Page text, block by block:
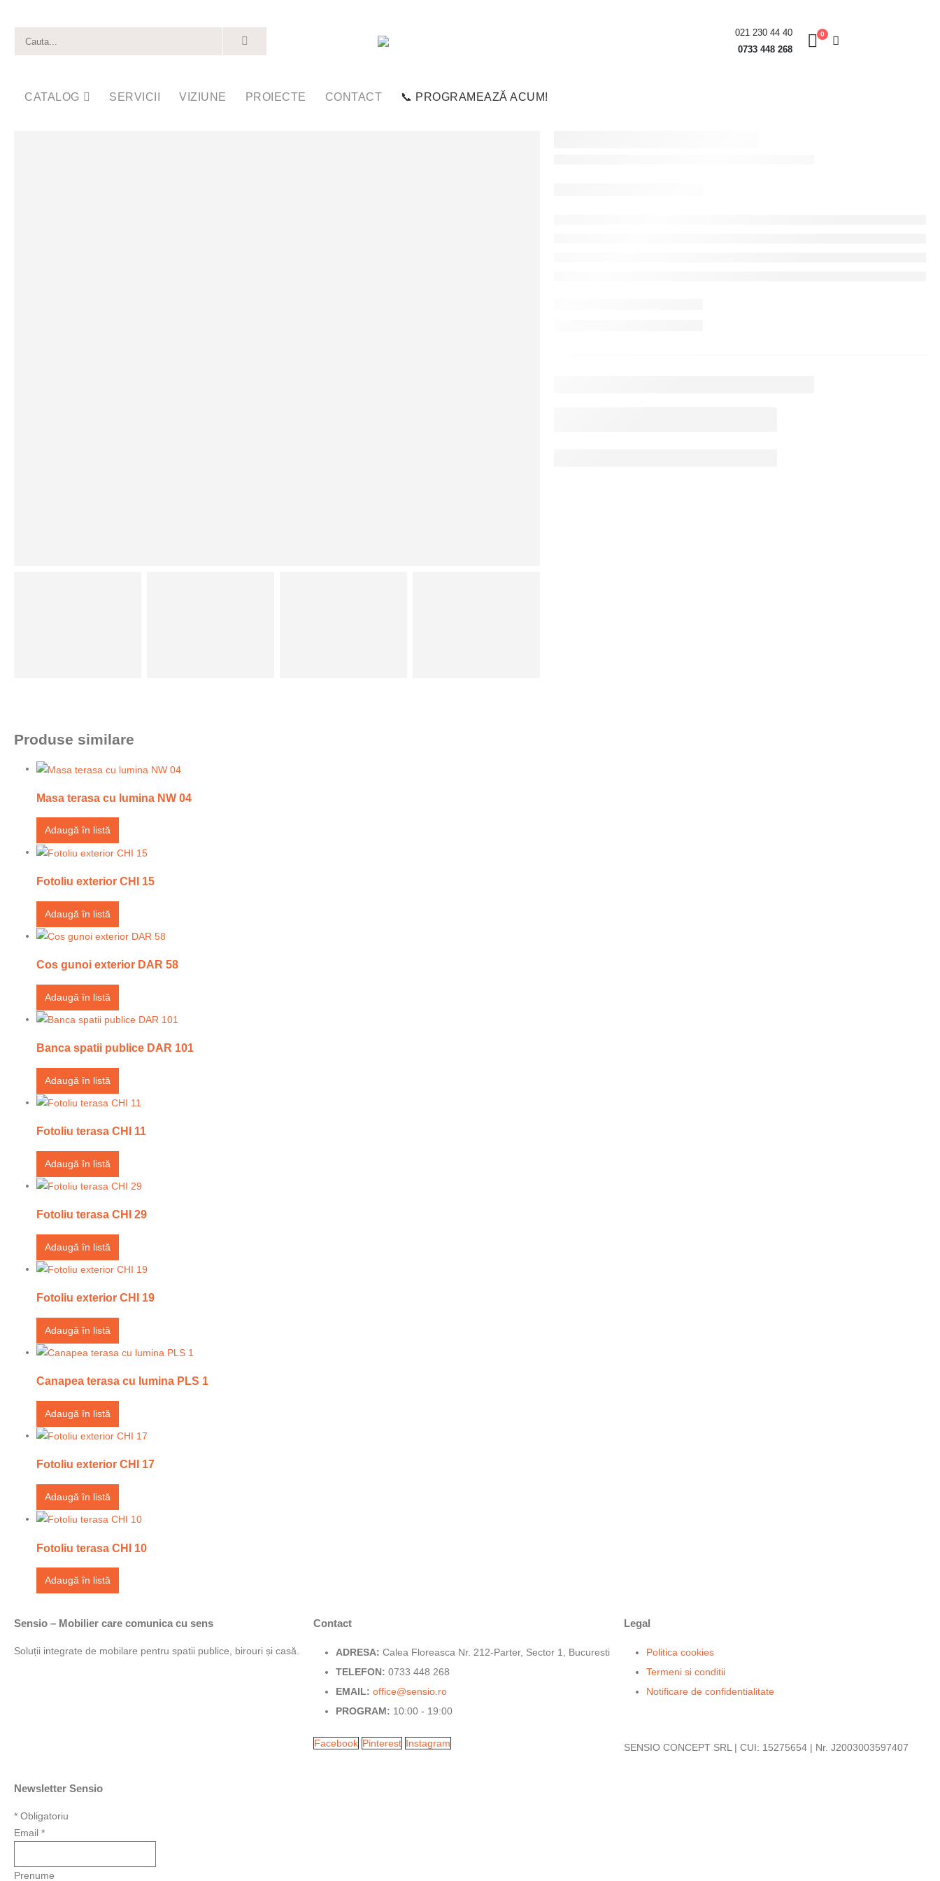
021 230 44 40
0733 448 268
0
CATALOG SERVICII VIZIUNE PROIECTE CONTACT 📞 PROGRAMEAZĂ ACUM!
Produse similare
Masa terasa cu lumina NW 04
Adaugă în listă
Fotoliu exterior CHI 15
Adaugă în listă
Cos gunoi exterior DAR 58
Adaugă în listă
Banca spatii publice DAR 101
Adaugă în listă
Fotoliu terasa CHI 11
Adaugă în listă
Fotoliu terasa CHI 29
Adaugă în listă
Fotoliu exterior CHI 19
Adaugă în listă
Canapea terasa cu lumina PLS 1
Adaugă în listă
Fotoliu exterior CHI 17
Adaugă în listă
Fotoliu terasa CHI 10
Adaugă în listă
Sensio – Mobilier care comunica cu sens
Soluții integrate de mobilare pentru spatii publice, birouri și casă.
Contact
ADRESA: Calea Floreasca Nr. 212-Parter, Sector 1, Bucuresti
TELEFON: 0733 448 268
EMAIL: office@sensio.ro
PROGRAM: 10:00 - 19:00
Facebook Pinterest Instagram
Legal
Politica cookies
Termeni si conditii
Notificare de confidentialitate
SENSIO CONCEPT SRL | CUI: 15275654 | Nr. J2003003597407
Newsletter Sensio
* Obligatoriu
Email *
Prenume